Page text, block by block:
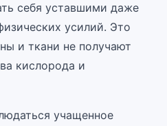
себя уставшими даже
усилий. Это
и ткани не получают
кислорода и
учащенное